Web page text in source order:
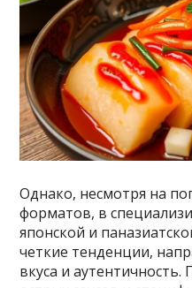
Однако, несмотря на
форматов, в
японской и
четкие тенденции,
вкуса и